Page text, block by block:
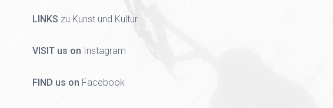
LINKS zu Kunst und Kultur
VISIT us on Instagram
FIND us on Facebook